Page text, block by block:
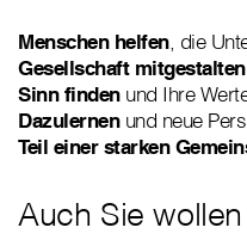
Menschen helfen, die
Gesellschaft mitgestalten
Sinn findenund Ihre
Dazulernenund neue
Teil einer starken
Auch Sie